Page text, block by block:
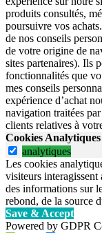
produits consultés,
poursuivre vos
de nos conseils
de votre origine de
sites partenaires). Ils
fonctionnalités que
mes conseils
expérience d’achat
navigation traitées
clients relatives à
Cookies Analytiques
analytiques
Les cookies
visiteurs
des informations sur
rebond, de la source
Save & Accept
Powered by GDPR